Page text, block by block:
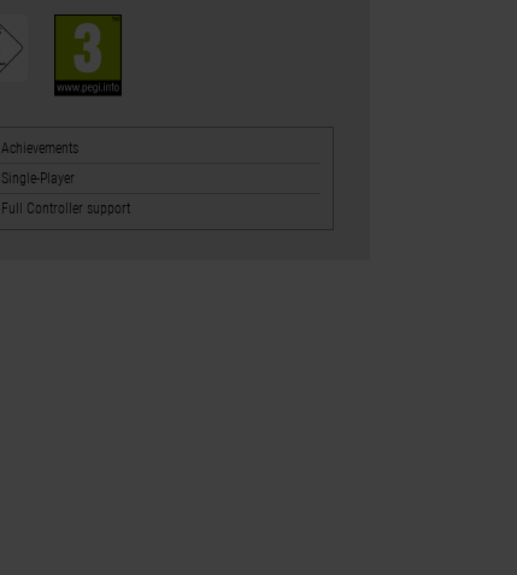
Achievements
Single-Player
Full Controller support